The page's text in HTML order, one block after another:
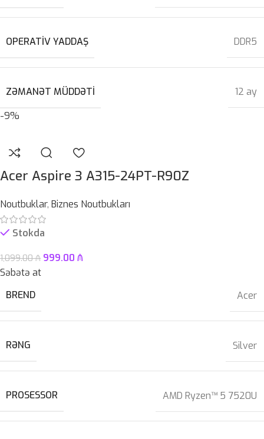
OPERATIV YADDAŞ DDR5
ZƏMANƏT MÜDDƏTI
12 ay
-9%
Acer Aspire 3 A315-24PT-R90Z
Noutbuklar, Biznes Noutbukları
Stokda
1,099.00₼ 999.00 ₼
Səbətə at
BREND
Acer
RƏNG Silver
PROSESSOR AMD Ryzen™ 5 7520U